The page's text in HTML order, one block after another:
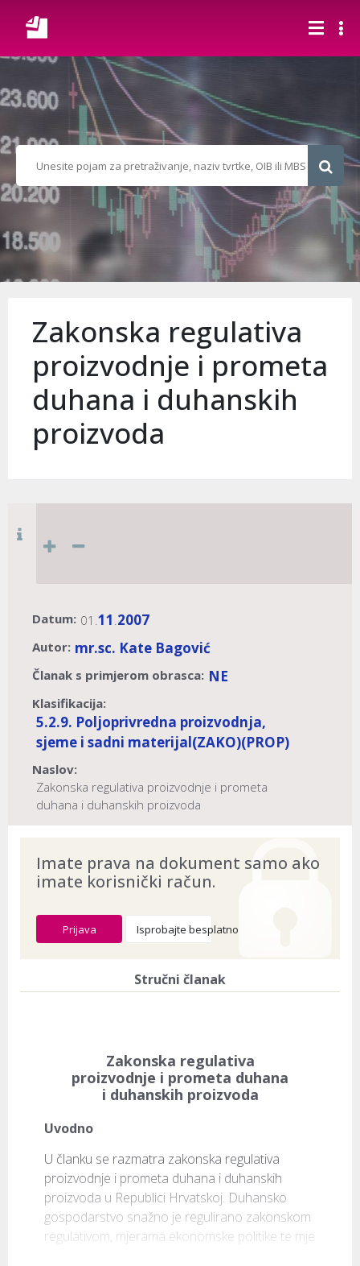
Zakonska regulativa
proizvodnje i prometa
duhana i duhanskih
proizvoda
Datum: 01.11 .2007
Autor: mr.sc. Kate Bagović
Članak s primjerom obrasca: NE
Klasifikacija:
5.2.9. Poljoprivredna proizvodnja,
sjeme i sadni materijal(ZAKO)(PROP)
Naslov:
Zakonska regulativa proizvodnje i prometa
duhana i duhanskih proizvoda
Imate prava na dokument samo ako
imate korisnički račun.
Prijava Isprobajte besplatno
Stručni članak
Zakonska regulativa
proizvodnje i prometa duhana
i duhanskih proizvoda
Uvodno
U članku se razmatra zakonska regulativa
proizvodnje i prometa duhana i duhanskih
proizvoda u Republici Hrvatskoj. Duhansko
gospodarstvo snažno je regulirano zakonskom
regulativom, mjerama ekonomske politike te mje